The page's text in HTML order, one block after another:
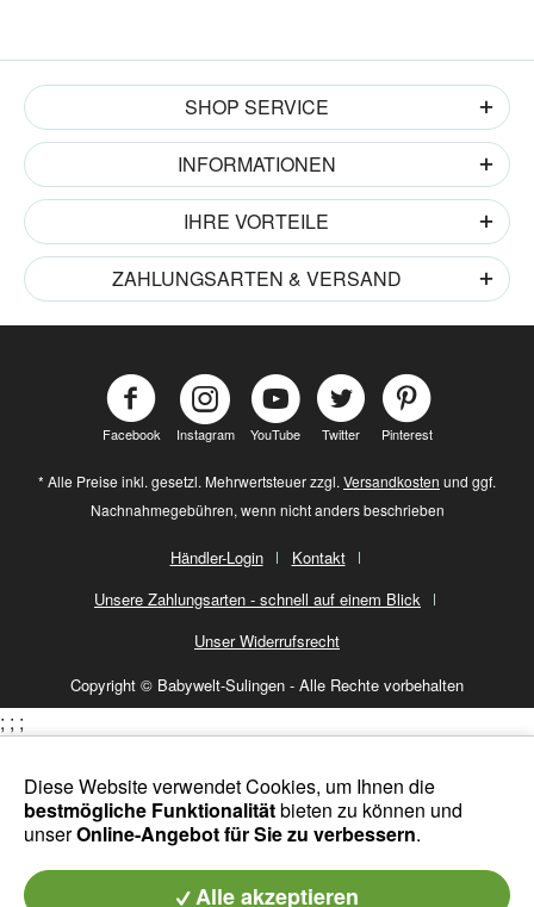
SHOP SERVICE
INFORMATIONEN
IHRE VORTEILE
ZAHLUNGSARTEN & VERSAND
Facebook Instagram YouTube Twitter Pinterest
* Alle Preise inkl. gesetzl. Mehrwertsteuer zzgl. Versandkosten und ggf.
Nachnahmegebühren, wenn nicht anders beschrieben
Händler-Login
Kontakt
Unsere Zahlungsarten - schnell auf einem Blick
Unser Widerrufsrecht
Copyright © Babywelt-Sulingen - Alle Rechte vorbehalten
Diese Website verwendet Cookies, um Ihnen die
bestmögliche Funktionalitätbieten zu können und
unserOnline-Angebot für Sie zu verbessern.
Alle akzeptieren
; ; ;